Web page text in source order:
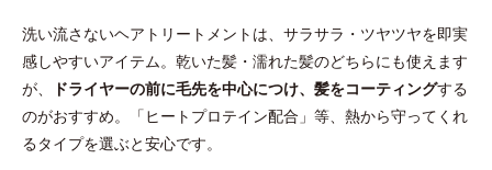
洗い流さないヘアトリートメントは、サラサラ・ツヤツヤを即実
感しやすいアイテム。乾いた髪・濡れた髪のどちらにも使えます
が、
ドライヤーの前に毛先を中心につけ、髪をコーティングする
のがおすすめ。「ヒートプロテイン配合」等、熱から守ってくれ
るタイプを選ぶと安心です。